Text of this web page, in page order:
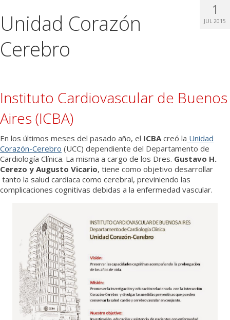
CUIDE SU CORAZÓN
CUIDE SU CEREBRO
Institucional
1
JUL 2015
Unidad Corazón
Cerebro
Instituto Cardiovascular de Buenos
Aires (ICBA)
En los últimos meses del pasado año, el ICBA creó la Unidad
Corazón-Cerebro (UCC) dependiente del Departamento de
Cardiología Clínica. La misma a cargo de los Dres. Gustavo H.
Cerezo y Augusto Vicario, tiene como objetivo desarrollar
tanto la salud cardíaca como cerebral, previniendo las
complicaciones cognitivas debidas a la enfermedad vascular.